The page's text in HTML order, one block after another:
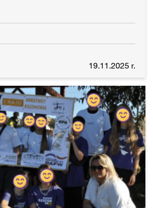
19.11.2025 r.